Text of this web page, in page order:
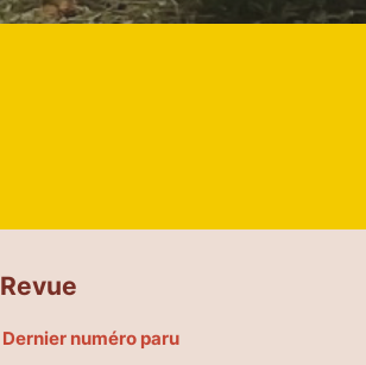
Revue
Dernier numéro paru